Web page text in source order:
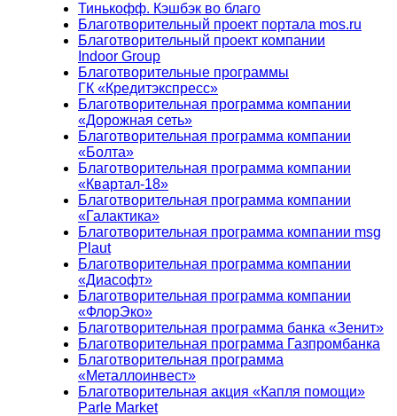
Тинькофф. Кэшбэк во благо
Благотворительный проект портала mos.ru
Благотворительный проект компании
Indoor Group
Благотворительные программы
ГК «Кредитэкспресс»
Благотворительная программа компании
«Дорожная сеть»
Благотворительная программа компании
«Болта»
Благотворительная программа компании
«Квартал-18»
Благотворительная программа компании
«Галактика»
Благотворительная программа компании msg
Plaut
Благотворительная программа компании
«Диасофт»
Благотворительная программа компании
«ФлорЭко»
Благотворительная программа банка «Зенит»
Благотворительная программа Газпромбанка
Благотворительная программа
«Металлоинвест»
Благотворительная акция «Капля помощи»
Parle Market